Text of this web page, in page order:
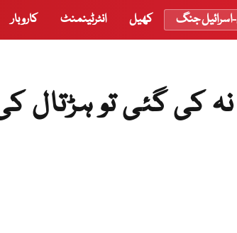
اسرائیل جنگ کھیل انٹرٹینمنٹ کاروبار
کی گئی تو ہڑتال